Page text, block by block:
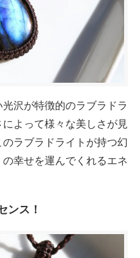
沢が特徴的のラブラドラ
よって様々な美しさが見
ラブラドライトが持つ幻
幸せを運んでくれるエネ
ンス！